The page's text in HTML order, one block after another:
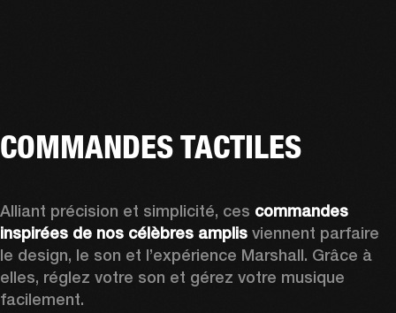
COMMANDES TACTILES
Alliant précision et simplicité, ces commandes
inspirées de nos célèbres amplis viennent parfaire
le design, le son et l’expérience Marshall. Grâce à
elles, réglez votre son et gérez votre musique
facilement.